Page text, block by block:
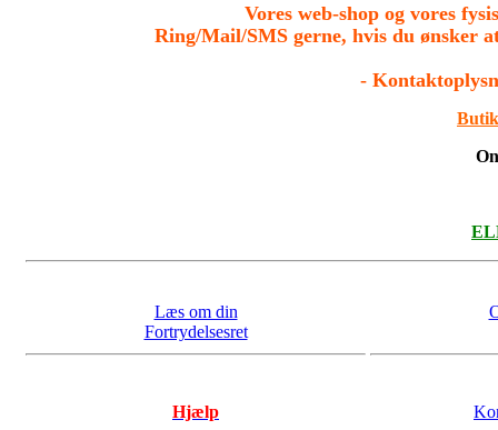
Vores web-shop og vores
Ring/Mail/SMS gerne, hvis du ønsker
-
Læs om din
Fortrydelsesret
Hjælp